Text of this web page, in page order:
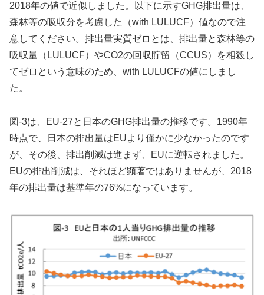
2018年の値で近似しました。以下に示すGHG排出量は、
森林等の吸収分を考慮した（with LULUCF）値なので注
意してください。排出量実質ゼロとは、排出量と森林等の
吸収量（LULUCF）やCO2の回収貯留（CCUS）を相殺し
てゼロという意味のため、with LULUCFの値にしまし
た。
図-3は、EU-27と日本のGHG排出量の推移です。1990年
時点で、日本の排出量はEUより僅かに少なかったのです
が、その後、排出削減は進まず、EUに逆転されました。
EUの排出削減は、それほど顕著ではありませんが、2018
年の排出量は基準年の76%になっています。